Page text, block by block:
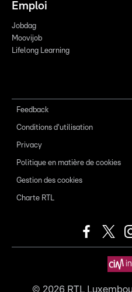
Emploi
Jobdag
Moovijob
Lifelong Learning
Feedback
Conditions d'utilisation
Privacy
Politique en matière de cookies
Gestion des cookies
Charte RTL
© 2026RTL